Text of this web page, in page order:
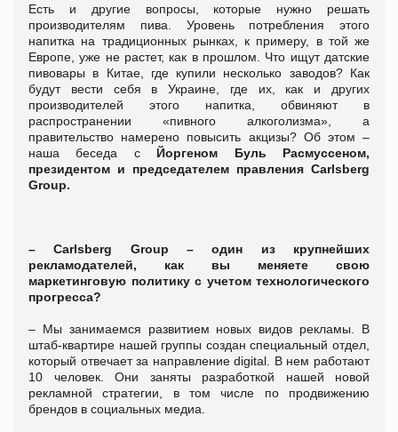
Есть и другие вопросы, которые нужно решать
производителям пива. Уровень потребления этого
напитка на традиционных рынках, к примеру, в той же
Европе, уже не растет, как в прошлом. Что ищут датские
пивовары в Китае, где купили несколько заводов? Как
будут вести себя в Украине, где их, как и других
производителей этого напитка, обвиняют в
распространении «пивного алкоголизма», а
правительство намерено повысить акцизы? Об этом –
наша беседа сЙоргеном Буль Расмуссеном,
президентом и председателем правления Carlsberg
Group.
– Carlsberg Group – один из крупнейших
рекламодателей, как вы меняете свою
маркетинговую политику с учетом технологического
прогресса?
– Мы занимаемся развитием новых видов рекламы. В
штаб-квартире нашей группы создан специальный отдел,
который отвечает за направление digital. В нем работают
10 человек. Они заняты разработкой нашей новой
рекламной стратегии, в том числе по продвижению
брендов в социальных медиа.